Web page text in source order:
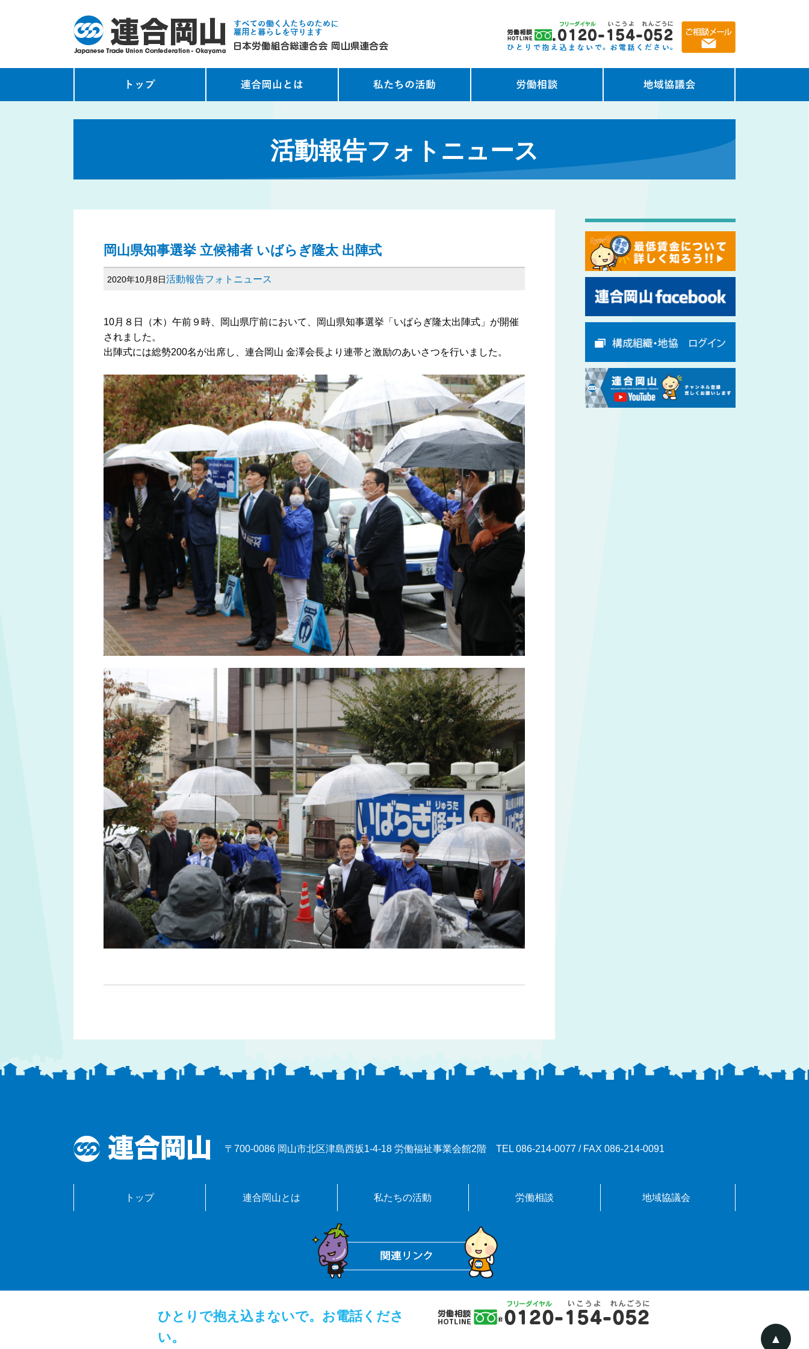
活動報告フォトニュース
岡山県知事選挙 立候補者 いばらぎ隆太 出陣式
2020年10月8日活動報告フォトニュース
10月８日（木）午前９時、岡山県庁前において、岡山県知事選挙「いばらぎ隆太出陣式」が開催
されました。
出陣式には総勢200名が出席し、連合岡山 金澤会長より連帯と激励のあいさつを行いました。
〒700-0086 岡山市北区津島西坂1-4-18 労働福祉事業会館2階 TEL 086-214-0077 / FAX 086-214-0091
トップ 連合岡山とは 私たちの活動 労働相談 地域協議会
ひとりで抱え込まないで。お電話くださ
い。
▲